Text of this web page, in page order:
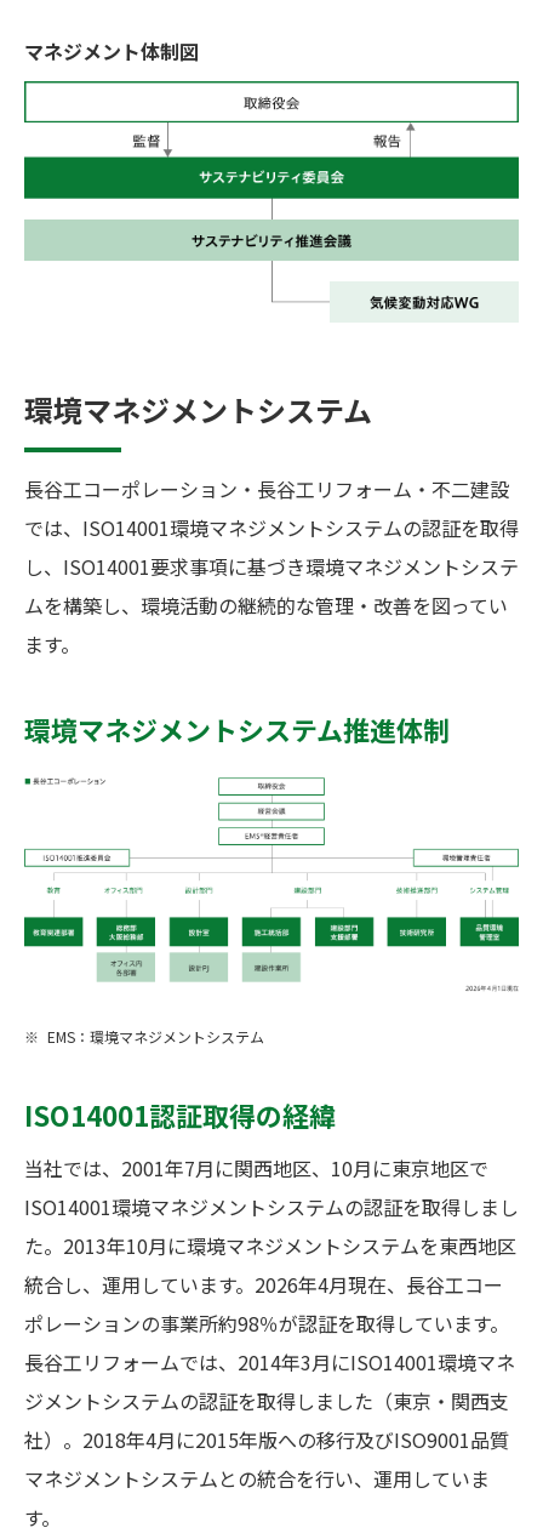
マネジメント体制図
環境マネジメントシステム
長谷工コーポレーション・長谷工リフォーム・不二建設
では、ISO14001環境マネジメントシステムの認証を取得
し、ISO14001要求事項に基づき環境マネジメントシステ
ムを構築し、環境活動の継続的な管理・改善を図ってい
ます。
環境マネジメントシステム推進体制
EMS：環境マネジメントシステム
ISO14001認証取得の経緯
当社では、2001年7月に関西地区、10月に東京地区で
ISO14001環境マネジメントシステムの認証を取得しまし
た。2013年10月に環境マネジメントシステムを東西地区
統合し、運用しています。2026年4月現在、長谷工コー
ポレーションの事業所約98％が認証を取得しています。
長谷工リフォームでは、2014年3月にISO14001環境マネ
ジメントシステムの認証を取得しました（東京・関西支
社）。2018年4月に2015年版への移行及びISO9001品質
マネジメントシステムとの統合を行い、運用していま
す。